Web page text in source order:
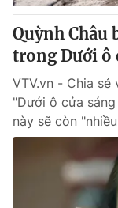
Quỳnh Châu
trong Dưới ô
VTV.vn - Chia
"Dưới ô cửa
này sẽ còn